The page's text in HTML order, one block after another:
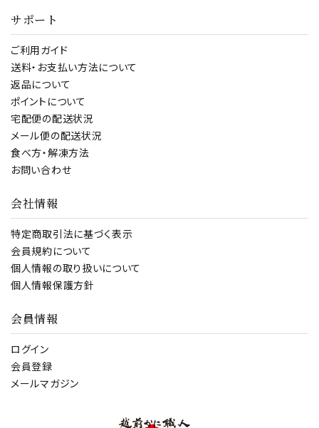
サポート
ご利用ガイド
送料・お支払い方法について
返品について
ポイントについて
宅配便の配送状況
メール便の配送状況
食べ方・解凍方法
お問い合わせ
会社情報
特定商取引法に基づく表示
会員規約について
個人情報の取り扱いについて
個人情報保護方針
会員情報
ログイン
会員登録
メールマガジン